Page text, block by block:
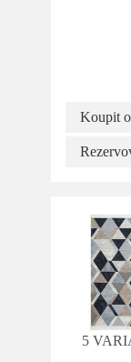
Koupit
5